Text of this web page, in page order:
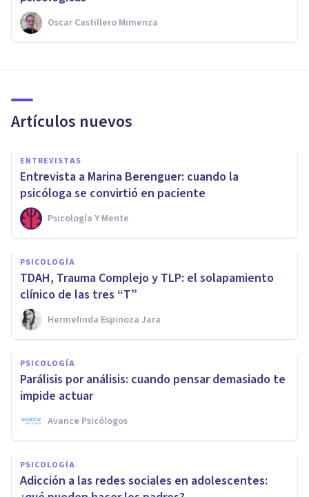
Oscar Castillero Mimenza
Artículos nuevos
ENTREVISTAS
Entrevista a Marina Berenguer: cuando la
psicóloga se convirtió en paciente
Psicología Y Mente
PSICOLOGÍA
TDAH, Trauma Complejo y TLP: el solapamiento
clínico de las tres “T”
Hermelinda Espinoza Jara
PSICOLOGÍA
Parálisis por análisis: cuando pensar demasiado te
impide actuar
Avance Psicólogos
PSICOLOGÍA
Adicción a las redes sociales en adolescentes: